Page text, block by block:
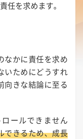
任を求めます。
なかに責任を求め
いためにどうすれ
向きな結論に至る
ールできません
できるため、成長